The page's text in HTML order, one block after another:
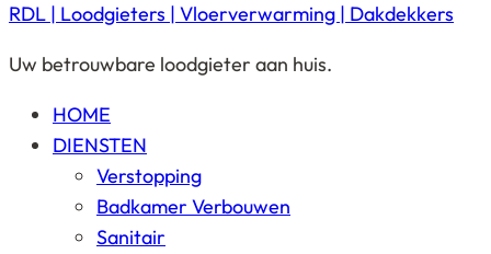
RDL | Loodgieters | Vloerverwarming | Dakdekkers
Uw betrouwbare loodgieter aan huis.
HOME
DIENSTEN
Verstopping
Badkamer Verbouwen
Sanitair